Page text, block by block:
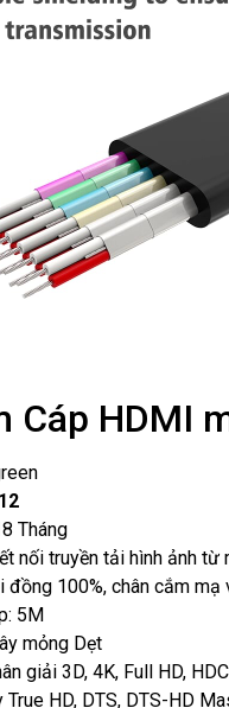
Cáp HDMI
Tháng
nối truyền tải hình ảnh
đồng 100%, chân cắm
5M
mỏng Dẹt
giải 3D, 4K, Full HD,
HD, DTS, DTS-HD